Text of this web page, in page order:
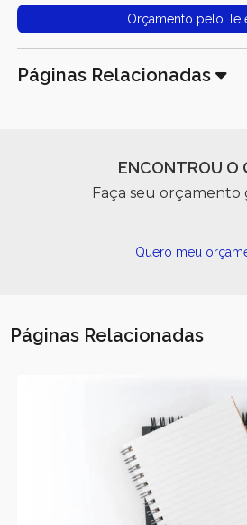
Orçamento pelo
Páginas Relacionadas
ENCONTROU O
Faça seu orçamento
Quero meu
Páginas Relacionadas